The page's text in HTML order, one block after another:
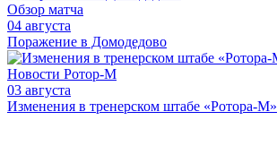
Обзор матча
04 августа
Поражение в Домодедово
Новости Ротор-М
03 августа
Изменения в тренерском штабе «Ротора-М»